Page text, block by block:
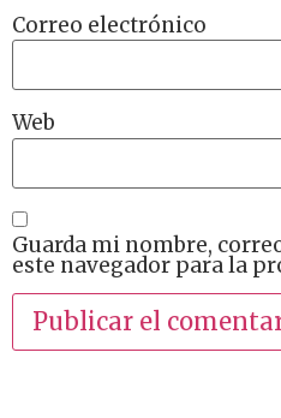
Correo electrónico
Web
Guarda mi nombre,
este navegador para la